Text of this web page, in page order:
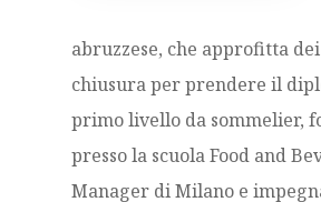
abruzzese, che approfitta
chiusura per prendere il
primo livello da sommelier,
presso la scuola Food and
Manager di Milano e